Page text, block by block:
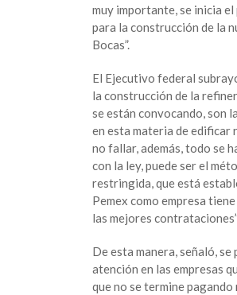
muy importante, se inicia
para la construcción de la
Bocas”.
El Ejecutivo federal
la construcción de la
se están convocando, son
en esta materia de edificar
no fallar, además, todo se
con la ley, puede ser el
restringida, que está
Pemex como empresa
las mejores
De esta manera, señaló, se
atención en las empresas
que no se termine